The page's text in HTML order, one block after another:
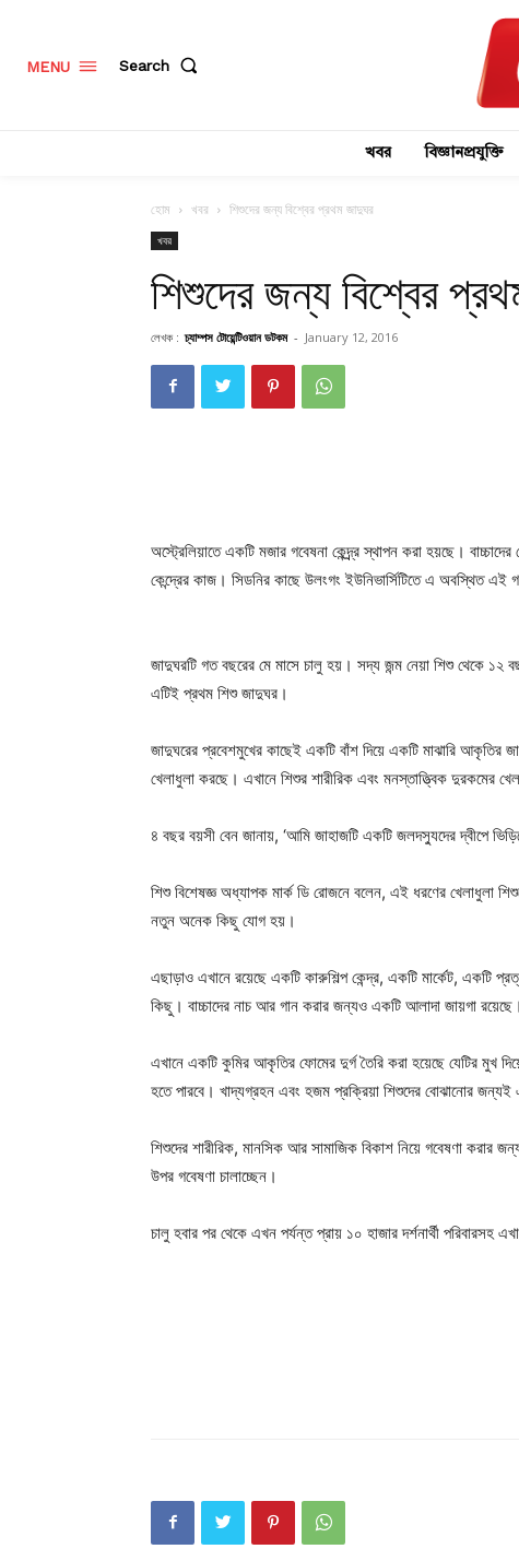
MENU Search
খবর বিজ্ঞানপ্রযুক্তি
হোম খবর শিশুদের জন্য বিশ্বের প্রথম জাদুঘর
খবর
শিশুদের জন্য বিশ্বের
লেখক : চ্যাম্পস টোয়েন্টিওয়ান ডটকম - January 12, 2016
অস্ট্রেলিয়াতে একটি মজার গবেষনা কেন্দ্র্র্র স্থাপন করা হয়ছে।
কেন্দ্রের কাজ। সিডনির কাছে উলংগং ইউনিভার্সিটিতে এ অবস্থিত এই
জাদুঘরটি গত বছরের মে মাসে চালু হয়। সদ্য জন্ম নেয়া শিশু থেকে
এটিই প্রথম শিশু জাদুঘর।
জাদুঘরের প্রবেশমুখের কাছেই একটি বাঁশ দিয়ে একটি মাঝারি আকৃতির
খেলাধুলা করছে। এখানে শিশুর শারীরিক এবং মনস্তাত্ত্বিক দুরকমের
৪ বছর বয়সী বেন জানায়, ‘আমি জাহাজটি একটি জলদস্যুদের দ্বীপে
শিশু বিশেষজ্ঞ অধ্যাপক মার্ক ডি রোজনে বলেন, এই ধরণের খেলাধুলা
নতুন অনেক কিছু যোগ হয়।
এছাড়াও এখানে রয়েছে একটি কারুশিল্প কেন্দ্র, একটি মার্কেট,
কিছু। বাচ্চাদের নাচ আর গান করার জন্যও একটি আলাদা জায়গা রয়েছে।
এখানে একটি কুমির আকৃতির ফোমের দুর্গ তৈরি করা হয়েছে যেটির মুখ
হতে পারবে। খাদ্যগ্রহন এবং হজম প্রক্রিয়া শিশুদের বোঝানোর জন্যই
শিশুদের শারীরিক, মানসিক আর সামাজিক বিকাশ নিয়ে গবেষণা
উপর গবেষণা চালাচ্ছেন।
চালু হবার পর থেকে এখন পর্যন্ত প্রায় ১০ হাজার দর্শনার্থী পরিবারসহ